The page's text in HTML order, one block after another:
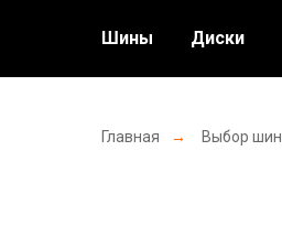
Шины Диски
Главная → Выбор шин